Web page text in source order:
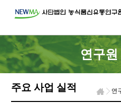
연구원
주요 사업 실적 연